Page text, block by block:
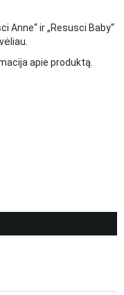
Anne“ ir „Resusci Baby“
apie produktą.